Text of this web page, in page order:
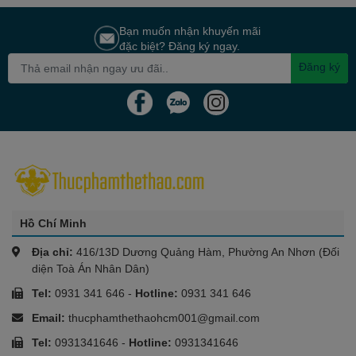
nguyên liệu tự nhiên chất lượng cao.
Hiệu quả đã được nghiên cứu: Các nghiên cứu khoa học
đã chỉ ra hiệu quả của CLA trong giảm mỡ và cải thiện
thành phần cơ thể.
Đáp ứng nhu cầu đa dạng: Sản phẩm phù hợp với nhiều
đối tượng, từ người tập luyện chuyên nghiệp đến người
mới bắt đầu.
Bạn muốn nhận khuyến mãi
đặc biệt? Đăng ký ngay.
Đăng ký
Hồ Chí Minh
Địa chỉ: 416/13D Dương Quảng Hàm, Phường An Nhơn (Đối
diện Toà Án Nhân Dân)
Tel: 0931 341 646 - Hotline: 0931 341 646
Email: thucphamthethaohcm001@gmail.com
Tel: 0931341646 - Hotline: 0931341646